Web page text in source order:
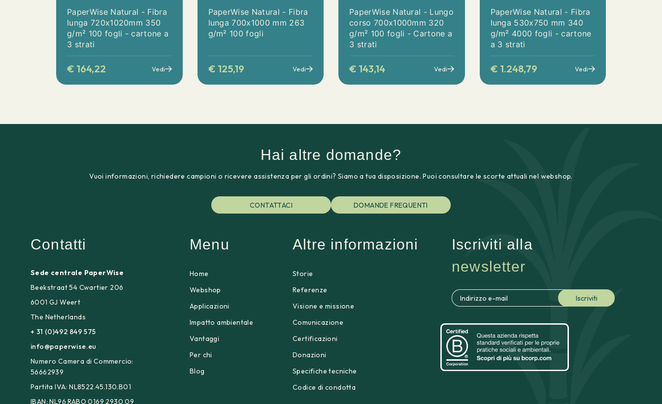
PaperWise Natural - Fibra
lunga 720x1020mm 350
g/m² 100 fogli - cartone a
3 strati
€ 164,22 Vedi
PaperWise Natural - Fibra
lunga 700x1000 mm 263
g/m² 100 fogli
€ 125,19 Vedi
PaperWise Natural - Lungo
corso 700x1000mm 320
g/m² 100 fogli - Cartone a
3 strati
€ 143,14 Vedi
PaperWise Natural - Fibra
lunga 530x750 mm 340
g/m² 4000 fogli - cartone
a 3 strati
€ 1.248,79 Vedi
Hai altre domande?
Vuoi informazioni, richiedere campioni o ricevere assistenza per gli ordini? Siamo a tua disposizione. Puoi consultare le scorte attuali nel webshop.
CONTATTACI DOMANDE FREQUENTI
Contatti
Sede centrale PaperWise
Beekstraat 54 Cwartier 206
6001 GJ Weert
The Netherlands
+ 31 (0)492 849 575
info@paperwise.eu
Numero Camera di Commercio:
56662939
Partita IVA: NL8522.45.130.B01
IBAN: NL96 RABO 0169 2930 09
Menu
Home
Webshop
Applicazioni
Impatto ambientale
Vantaggi
Per chi
Blog
Altre informazioni
Storie
Referenze
Visione e missione
Comunicazione
Certificazioni
Donazioni
Specifiche tecniche
Codice di condotta
Iscriviti alla
newsletter